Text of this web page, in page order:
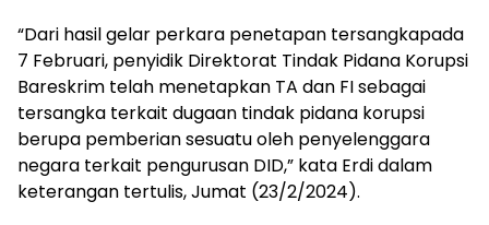
“Dari hasil gelar perkara penetapan tersangkapada
7 Februari, penyidik Direktorat Tindak Pidana Korupsi
Bareskrim telah menetapkan TA dan FI sebagai
tersangka terkait dugaan tindak pidana korupsi
berupa pemberian sesuatu oleh penyelenggara
negara terkait pengurusan DID,” kata Erdi dalam
keterangan tertulis, Jumat (23/2/2024).